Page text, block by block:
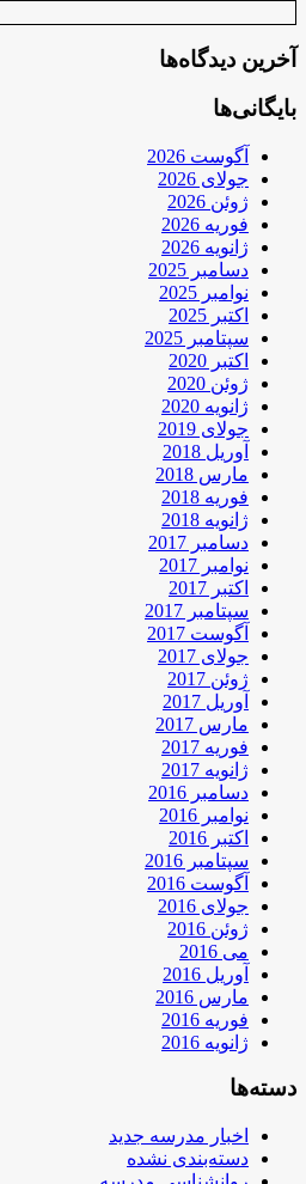
آخرین دیدگاه‌ها
بایگانی‌ها
آگوست 2026
جولای 2026
ژوئن 2026
فوریه 2026
ژانویه 2026
دسامبر 2025
نوامبر 2025
اکتبر 2025
سپتامبر 2025
اکتبر 2020
ژوئن 2020
ژانویه 2020
جولای 2019
آوریل 2018
مارس 2018
فوریه 2018
ژانویه 2018
دسامبر 2017
نوامبر 2017
اکتبر 2017
سپتامبر 2017
آگوست 2017
جولای 2017
ژوئن 2017
آوریل 2017
مارس 2017
فوریه 2017
ژانویه 2017
دسامبر 2016
نوامبر 2016
اکتبر 2016
سپتامبر 2016
آگوست 2016
جولای 2016
ژوئن 2016
می 2016
آوریل 2016
مارس 2016
فوریه 2016
ژانویه 2016
دسته‌ها
اخبار مدرسه جدید
دسته‌بندی نشده